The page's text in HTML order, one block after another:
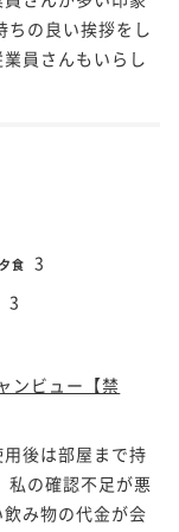
ちの良い挨拶をし
員さんもいらし
夕食 3
3
ンビュー【禁
後は部屋まで持
私の確認不足が悪
み物の代金が会